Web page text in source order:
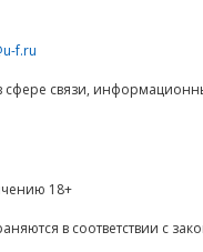
f.ru
связи,
18+
в соответствии с